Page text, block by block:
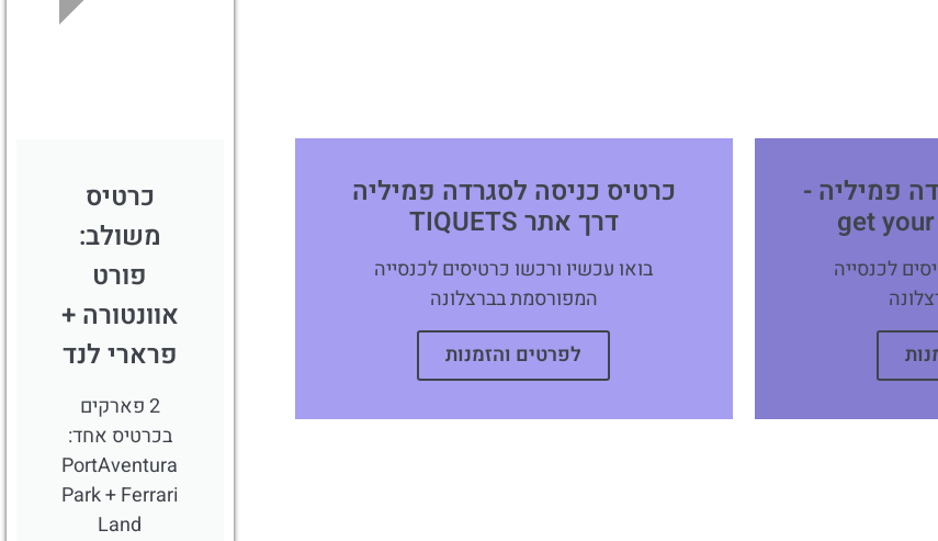
פמיליה -
לכנסייה
כרטיס כניסה לסגרדה פמיליה
דרך אתר TIQUETS
בואו עכשיו ורכשו כרטיסים לכנסייה
המפורסמת בברצלונה
לפרטים והזמנות
כרטיס
משולב:
פורט
אוונטורה +
פרארי לנד
2 פארקים
בכרטיס אחד:
PortAventura
Park + Ferrari
Land